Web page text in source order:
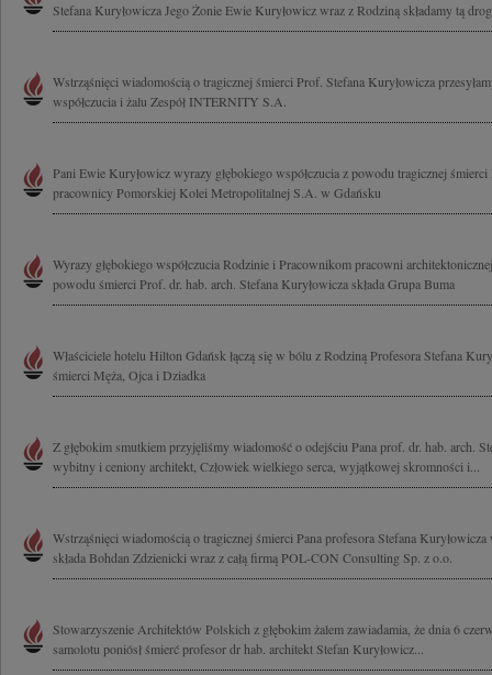
Stefana Kuryłowicza Jego Żonie Ewie Kuryłowicz wraz z Rodziną składamy tą
Wstrząśnięci wiadomością o tragicznej śmierci Prof. Stefana Kuryłowicza
współczucia i żalu Zespół INTERNITY S.A.
Pani Ewie Kuryłowicz wyrazy głębokiego współczucia z powodu tragicznej śmierci
pracownicy Pomorskiej Kolei Metropolitalnej S.A. w Gdańsku
Wyrazy głębokiego współczucia Rodzinie i Pracownikom pracowni
powodu śmierci Prof. dr. hab. arch. Stefana Kuryłowicza składa Grupa Buma
Właściciele hotelu Hilton Gdańsk łączą się w bólu z Rodziną Profesora Stefana
śmierci Męża, Ojca i Dziadka
Z głębokim smutkiem przyjęliśmy wiadomość o odejściu Pana prof. dr. hab. arch.
wybitny i ceniony architekt, Człowiek wielkiego serca, wyjątkowej skromności i...
Wstrząśnięci wiadomością o tragicznej śmierci Pana profesora Stefana Kuryłowicza
składa Bohdan Zdzienicki wraz z całą firmą POL-CON Consulting Sp. z o.o.
Stowarzyszenie Architektów Polskich z głębokim żalem zawiadamia, że dnia 6
samolotu poniósł śmierć profesor dr hab. architekt Stefan Kuryłowicz...